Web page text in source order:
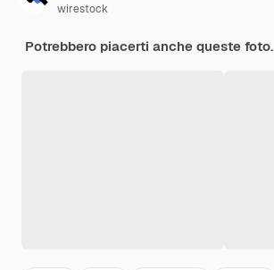
wirestock
Potrebbero piacerti anche queste foto.